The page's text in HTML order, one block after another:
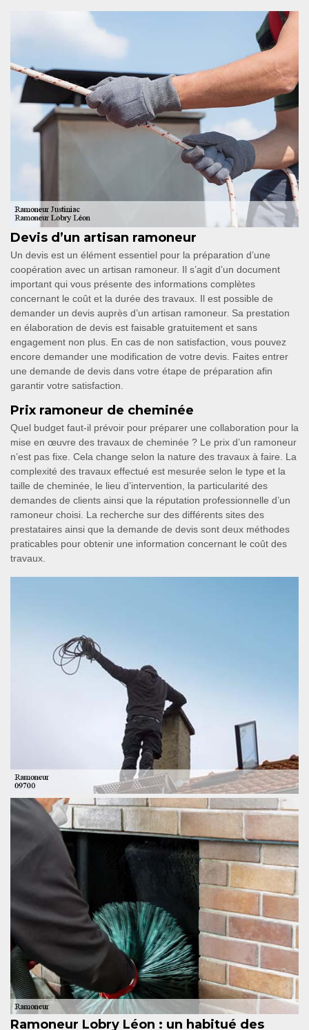
Devis d’un artisan ramoneur
Un devis est un élément essentiel pour la préparation d’une
coopération avec un artisan ramoneur. Il s’agit d’un document
important qui vous présente des informations complètes
concernant le coût et la durée des travaux. Il est possible de
demander un devis auprès d’un artisan ramoneur. Sa prestation
en élaboration de devis est faisable gratuitement et sans
engagement non plus. En cas de non satisfaction, vous pouvez
encore demander une modification de votre devis. Faites entrer
une demande de devis dans votre étape de préparation afin
garantir votre satisfaction.
Prix ramoneur de cheminée
Quel budget faut-il prévoir pour préparer une collaboration pour la
mise en œuvre des travaux de cheminée ? Le prix d’un ramoneur
n’est pas fixe. Cela change selon la nature des travaux à faire. La
complexité des travaux effectué est mesurée selon le type et la
taille de cheminée, le lieu d’intervention, la particularité des
demandes de clients ainsi que la réputation professionnelle d’un
ramoneur choisi. La recherche sur des différents sites des
prestataires ainsi que la demande de devis sont deux méthodes
praticables pour obtenir une information concernant le coût des
travaux.
Ramoneur Lobry Léon : un habitué des